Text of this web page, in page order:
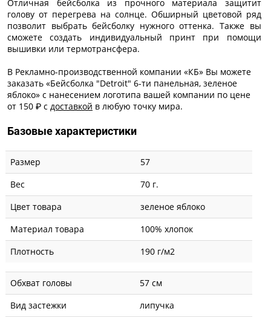
Отличная бейсболка из прочного материала защитит
голову от перегрева на солнце. Обширный цветовой ряд
позволит выбрать бейсболку нужного оттенка. Также вы
сможете создать индивидуальный принт при помощи
вышивки или термотрансфера.
В Рекламно-производственной компании «КБ» Вы можете
заказать «Бейсболка "Detroit" 6-ти панельная, зеленое
яблоко» с нанесением логотипа вашей компании по цене
от 150 ₽ с доставкой в любую точку мира.
Базовые характеристики
Размер
57
Вес
70 г.
Цвет товара
зеленое яблоко
Материал товара
100% хлопок
Плотность
190 г/м2
Обхват головы
57 см
Вид застежки
липучка